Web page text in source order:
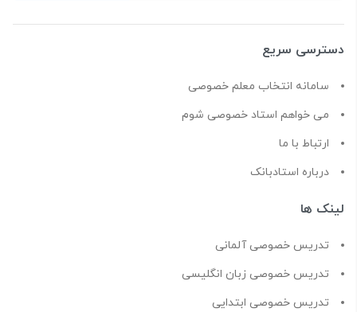
دسترسی سریع
سامانه انتخاب معلم خصوصی
می خواهم استاد خصوصی شوم
ارتباط با ما
درباره استادبانک
لینک ها
تدریس خصوصی آلمانی
تدریس خصوصی زبان انگلیسی
تدریس خصوصی ابتدایی